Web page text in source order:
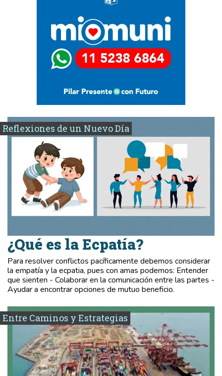
Reflexiones de un Nuevo Día
¿Qué es la Ecpatía?
Para resolver conflictos pacíficamente debemos considerar
la empatía y la ecpatia, pues con amas podemos: Entender
que sienten - Colaborar en la comunicación entre las partes -
Ayudar a encontrar opciones de mutuo beneficio.
Entre Caminos y Estrategias